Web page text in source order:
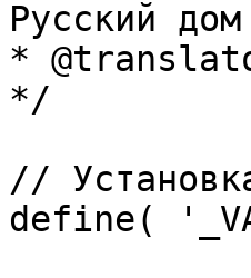
Русский
*
*/
//
define(